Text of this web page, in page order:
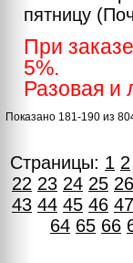
пятницу
При
5%.
Разовая и
Показано 181-190 из
Страницы: 1 2
22 23 24 25 26
43 44 45 46 47
64 65 66